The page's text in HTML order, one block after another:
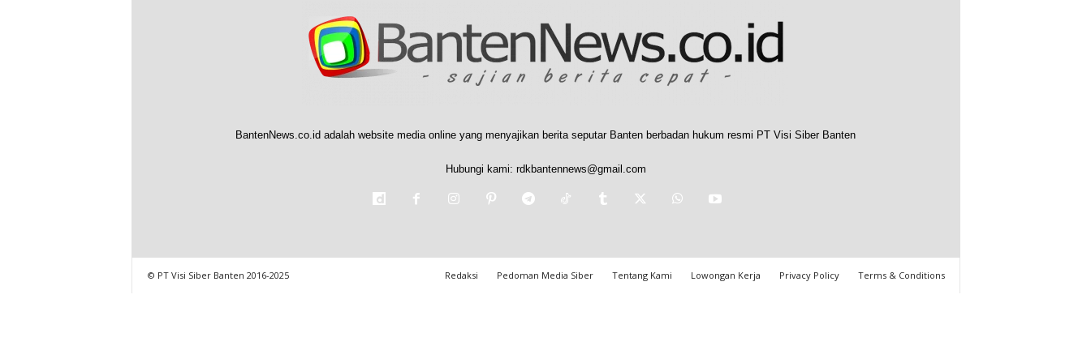
BantenNews.co.id adalah website media online yang menyajikan berita seputar Banten berbadan hukum resmi PT Visi Siber Banten
Hubungi kami: rdkbantennews@gmail.com
Redaksi Pedoman Media Siber Tentang Kami Lowongan Kerja Privacy Policy Terms & Conditions
© PT Visi Siber Banten 2016-2025